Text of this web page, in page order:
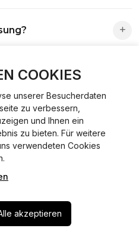
COOKIES
unserer Besucherdaten
zu verbessern,
und Ihnen ein
zu bieten. Für weitere
verwendeten Cookies
akzeptieren
Erstzulassung vor dem
– inklusive Dateneingabe,
kein Besuch der
benötigt?
Ausweis oder Reisepass,
TÜV-Bericht.
ummelden oder